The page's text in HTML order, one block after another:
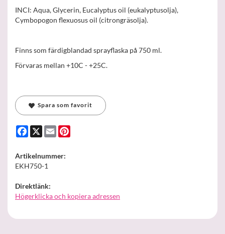
INCI: Aqua, Glycerin, Eucalyptus oil (eukalyptusolja),
Cymbopogon flexuosus oil (citrongräsolja).
Finns som färdigblandad sprayflaska på 750 ml.
Förvaras mellan +10C - +25C.
Spara som favorit
Facebook
X Email
Artikelnummer:
EKH750-1
Direktlänk:
Högerklicka och kopiera adressen